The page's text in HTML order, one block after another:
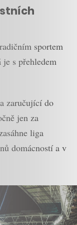
sportem
s přehledem
zaručující do
jen za
liga
domácností a v